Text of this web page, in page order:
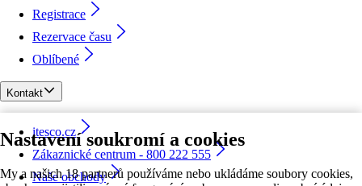
Nastavení soukromí a cookies
My a našich 18 partnerů používáme nebo ukládáme soubory cookies,
Registrace
Rezervace času
Oblíbené
Kontakt
itesco.cz
Zákaznické centrum - 800 222 555
Naše obchody